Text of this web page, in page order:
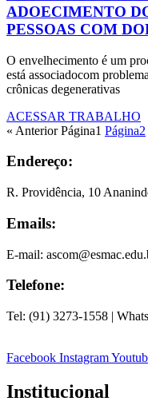
ADOECIMENTO
PESSOAS COM
O envelhecimento é um
está associadocom
crônicas degenerativas
ACESSAR TRABALHO
« Anterior Página1 Página2
Endereço:
R. Providência, 10
Emails:
E-mail:
Telefone:
Tel: (91) 3273-1558 |
Facebook Instagram
Institucional